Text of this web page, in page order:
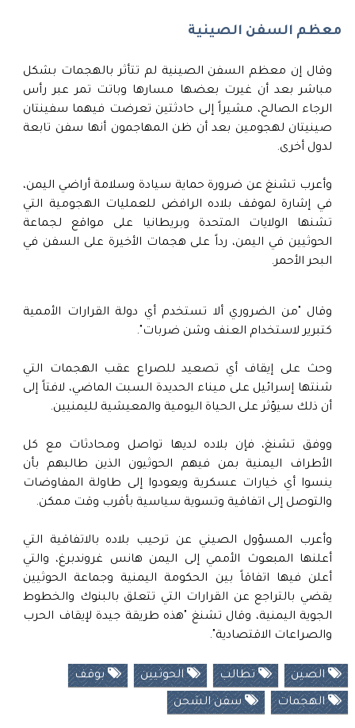
معظم السفن الصينية
وقال إن معظم السفن الصينية لم تتأثر بالهجمات بشكل
مباشر بعد أن غيرت بعضها مسارها وباتت تمر عبر رأس
الرجاء الصالح، مشيراً إلى حادثتين تعرضت فيهما سفينتان
صينيتان لهجومين بعد أن ظن المهاجمون أنها سفن تابعة
لدول أخرى.
وأعرب تشنغ عن ضرورة حماية سيادة وسلامة أراضي اليمن،
في إشارة لموقف بلاده الرافض للعمليات الهجومية التي
تشنها الولايات المتحدة وبريطانيا على مواقع لجماعة
الحوثيين في اليمن، رداً على هجمات الأخيرة على السفن في
البحر الأحمر.
وقال "من الضروري ألا تستخدم أي دولة القرارات الأممية
كتبرير لاستخدام العنف وشن ضربات".
وحث على إيقاف أي تصعيد للصراع عقب الهجمات التي
شنتها إسرائيل على ميناء الحديدة السبت الماضي، لافتاً إلى
أن ذلك سيؤثر على الحياة اليومية والمعيشية لليمنيين.
ووفق تشنغ، فإن بلاده لديها تواصل ومحادثات مع كل
الأطراف اليمنية بمن فيهم الحوثيون الذين طالبهم بأن
ينسوا أي خيارات عسكرية ويعودوا إلى طاولة المفاوضات
والتوصل إلى اتفاقية وتسوية سياسية بأقرب وقت ممكن.
وأعرب المسؤول الصيني عن ترحيب بلاده بالاتفاقية التي
أعلنها المبعوث الأممي إلى اليمن هانس غروندبرغ، والتي
أعلن فيها اتفاقاً بين الحكومة اليمنية وجماعة الحوثيين
يقضي بالتراجع عن القرارات التي تتعلق بالبنوك والخطوط
الجوية اليمنية، وقال تشنغ "هذه طريقة جيدة لإيقاف الحرب
والصراعات الاقتصادية".
الصين تطالب الحوثيين بوقف
الهجمات سفن الشحن